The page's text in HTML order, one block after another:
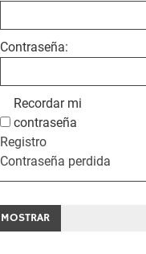
Contraseña:
Recordar mi
contraseña
Registro
Contraseña perdida
MOSTRAR